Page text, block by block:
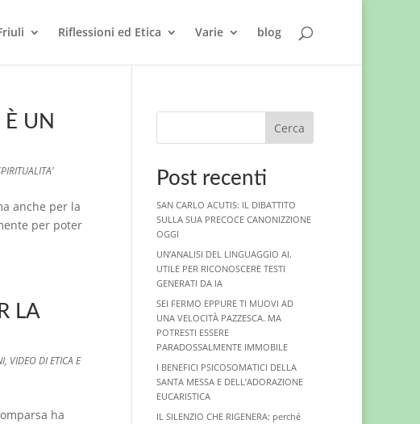
Riflessioni ed Etica Varie blog
UN
anche per la
per poter
LA
, VIDEO DI ETICA E
ha
Cerca
Post recenti
SAN CARLO ACUTIS: IL DIBATTITO
SULLA SUA PRECOCE CANONIZZIONE
OGGI
UN’ANALISI DEL LINGUAGGIO AI.
UTILE PER RICONOSCERE TESTI
GENERATI DA IA
SEI FERMO EPPURE TI MUOVI AD
UNA VELOCITÀ PAZZESCA. MA
POTRESTI ESSERE
PARADOSSALMENTE IMMOBILE
I BENEFICI PSICOSOMATICI DELLA
SANTA MESSA E DELL’ADORAZIONE
EUCARISTICA
IL SILENZIO CHE RIGENERA: perché